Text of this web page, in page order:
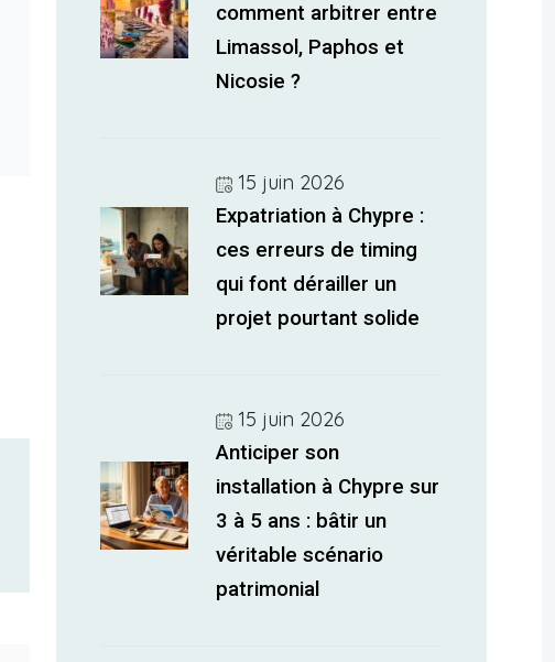
comment arbitrer entre
Limassol, Paphos et
Nicosie ?
15 juin 2026
Expatriation à Chypre :
ces erreurs de timing
qui font dérailler un
projet pourtant solide
15 juin 2026
Anticiper son
installation à Chypre sur
3 à 5 ans : bâtir un
véritable scénario
patrimonial